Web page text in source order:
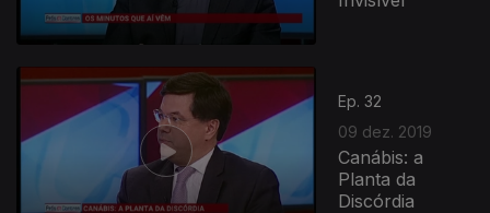
Ep. 32
09 dez. 2019
Canábis: a
Planta da
Discórdia